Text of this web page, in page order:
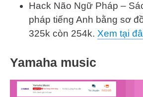
Hack Não Ngữ Pháp –
pháp tiếng Anh bằng sơ
325k còn 254k. Xem tại
Yamaha music